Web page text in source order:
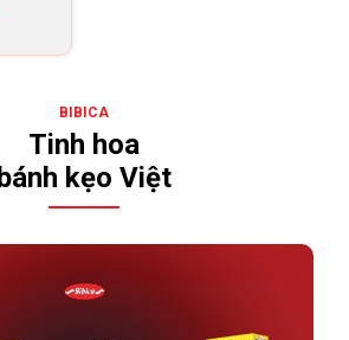
BIBICA
Tinh hoa
bánh kẹo Việt